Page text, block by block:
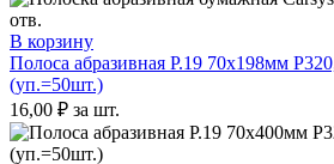
В корзину
Полоса абразивная P.19 70х198мм
(уп.=50шт.)
16,00 ₽ за шт.